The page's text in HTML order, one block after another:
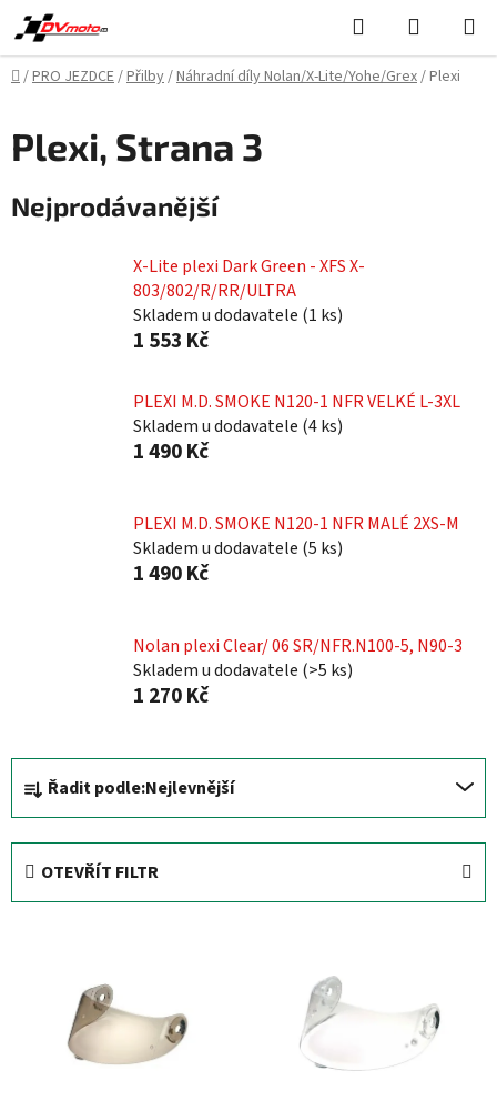
Přejít
na
obsah
Hledat
KOŠÍK
Domů
/PRO JEZDCE/Přilby/Náhradní díly Nolan/X-Lite/Yohe/Grex/Plexi
Plexi, Strana 3
Nejprodávanější
X-Lite plexi Dark Green - XFS X-
803/802/R/RR/ULTRA
Skladem u dodavatele (1 ks)
1 553 Kč
PLEXI M.D. SMOKE N120-1 NFR VELKÉ L-3XL
Skladem u dodavatele (4 ks)
1 490 Kč
PLEXI M.D. SMOKE N120-1 NFR MALÉ 2XS-M
Skladem u dodavatele (5 ks)
1 490 Kč
Nolan plexi Clear/ 06 SR/NFR.N100-5, N90-3
Skladem u dodavatele (>5 ks)
1 270 Kč
Ř
a
z
Řadit podle:Nejlevnější
OTEVŘÍT FILTR